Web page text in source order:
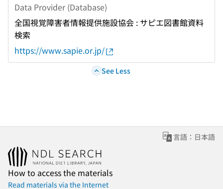
Data Provider (Database)
全国視覚障害者情報提供施設協会 : サピエ図書館資料
検索
https://www.sapie.or.jp/
See Less
言語：日本語
How to access the materials
Read materials via the Internet